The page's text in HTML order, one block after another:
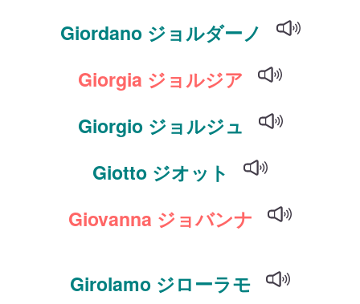
Giordano ジョルダーノ
Giorgia ジョルジア
Giorgio ジョルジュ
Giotto ジオット
Giovanna ジョバンナ
Girolamo ジローラモ